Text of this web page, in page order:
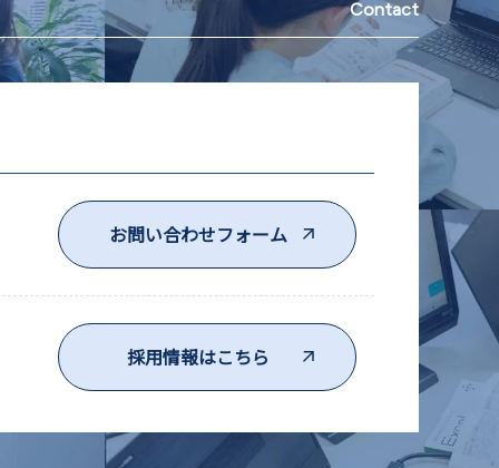
Contact
お問い合わせフォーム
採用情報はこちら